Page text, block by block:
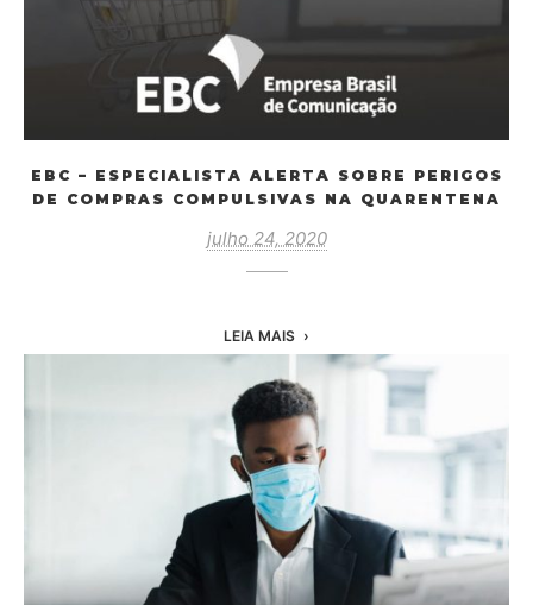
EBC – ESPECIALISTA ALERTA SOBRE PERIGOS
DE COMPRAS COMPULSIVAS NA QUARENTENA
julho 24, 2020
LEIA MAIS